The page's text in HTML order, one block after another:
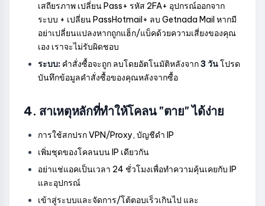
เสถียรภาพ เปลี่ยน Pass+ รหัส 2FA+ อุปกรณ์ออกจาก
ระบบ + เปลี่ยน PassHotmail+ ลบ Getnada Mail หากมี
อย่าเปลี่ยนแปลงหากถูกแฮ็ก/แบ็คด้วยความเสี่ยงของคุณ
เอง เราจะไม่รับผิดชอบ
ระบบ: คำสั่งซื้อจะถูก ลบโดยอัตโนมัติหลังจาก3 วันโปรด
บันทึกข้อมูลคำสั่งซื้อของคุณหลังจากซื้อ
4. สาเหตุหลักที่ทำให้โคลน "ตาย" ได้ง่าย
การใช้สกปรก VPN/Proxy, บัญชีดำ IP
เพิ่มชุดของโคลนบน IP เดียวกัน
อย่าแช่แอคเป็นเวลา 24 ชั่วโมงเพื่อทำความคุ้นเคยกับ IP
และอุปกรณ์
เข้าสู่ระบบและจัดการ/โต้ตอบเร็วเกินไป และ